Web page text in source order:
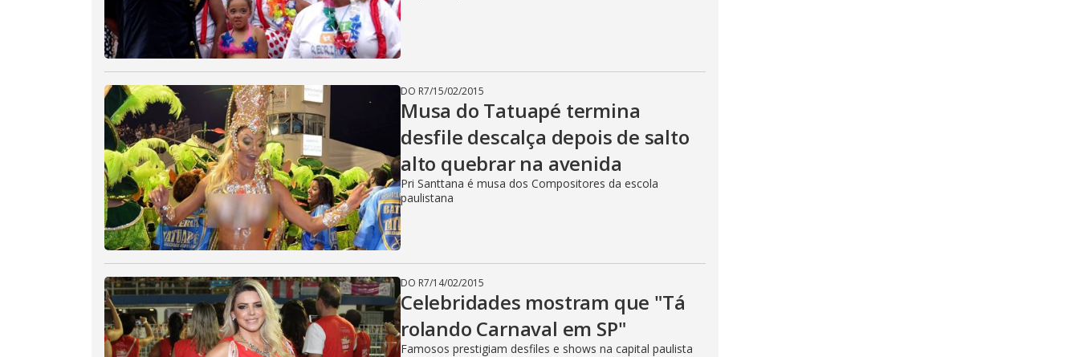
DO R7/15/02/2015
Musa do Tatuapé termina
desfile descalça depois de salto
alto quebrar na avenida
Pri Santtana é musa dos Compositores da escola
paulistana
DO R7/14/02/2015
Celebridades mostram que "Tá
rolando Carnaval em SP"
Famosos prestigiam desfiles e shows na capital paulista